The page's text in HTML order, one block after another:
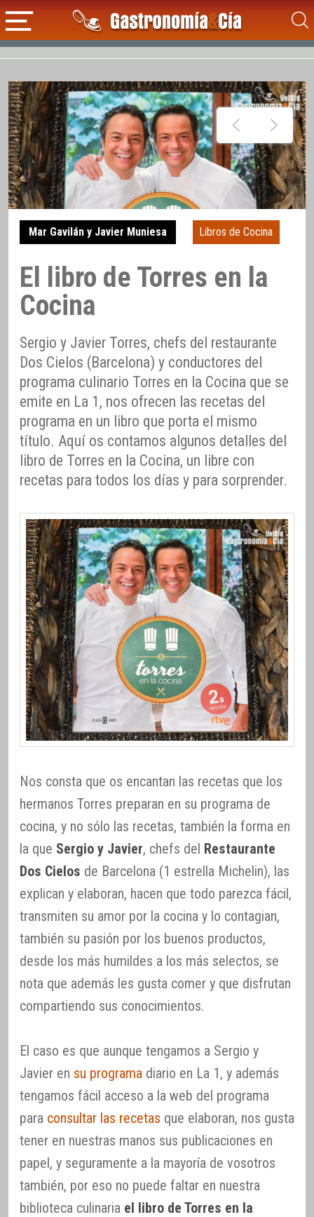
Mar Gavilán y Javier Muniesa Libros de Cocina
El libro de Torres en la
Cocina
Sergio y Javier Torres, chefs del restaurante
Dos Cielos (Barcelona) y conductores del
programa culinario Torres en la Cocina que se
emite en La 1, nos ofrecen las recetas del
programa en un libro que porta el mismo
título. Aquí os contamos algunos detalles del
libro de Torres en la Cocina, un libre con
recetas para todos los días y para sorprender.
Nos consta que os encantan las recetas que los
hermanos Torres preparan en su programa de
cocina, y no sólo las recetas, también la forma en
la que Sergio y Javier, chefs del Restaurante
Dos Cielos de Barcelona (1 estrella Michelin), las
explican y elaboran, hacen que todo parezca fácil,
transmiten su amor por la cocina y lo contagian,
también su pasión por los buenos productos,
desde los más humildes a los más selectos, se
nota que además les gusta comer y que disfrutan
compartiendo sus conocimientos.
El caso es que aunque tengamos a Sergio y
Javier en su programa diario en La 1, y además
tengamos fácil acceso a la web del programa
para consultar las recetas que elaboran, nos gusta
tener en nuestras manos sus publicaciones en
papel, y seguramente a la mayoría de vosotros
también, por eso no puede faltar en nuestra
biblioteca culinaria el libro de Torres en la